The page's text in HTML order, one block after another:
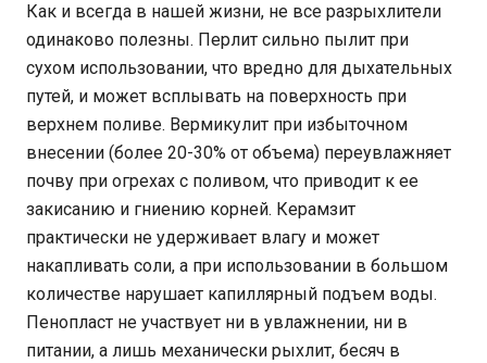
Как и всегда в нашей жизни, не все разрыхлители
одинаково полезны. Перлит сильно пылит при
сухом использовании, что вредно для дыхательных
путей, и может всплывать на поверхность при
верхнем поливе. Вермикулит при избыточном
внесении (более 20-30% от объема) переувлажняет
почву при огрехах с поливом, что приводит к ее
закисанию и гниению корней. Керамзит
практически не удерживает влагу и может
накапливать соли, а при использовании в большом
количестве нарушает капиллярный подъем воды.
Пенопласт не участвует ни в увлажнении, ни в
питании, а лишь механически рыхлит, бесяч в